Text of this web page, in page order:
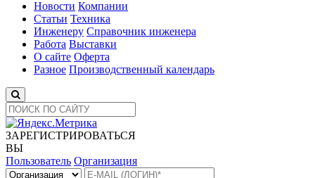
Новости Компании
Статьи Техника
Инженеру Справочник инженера
Работа Выставки
О сайте Оферта
Разное Производственный календарь
ЗАРЕГИСТРИРОВАТЬСЯ
ВЫ
Пользователь Организация